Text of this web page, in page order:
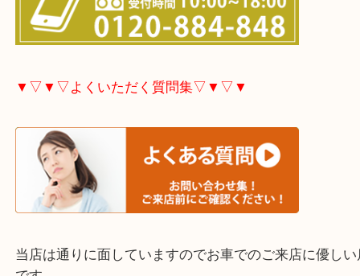
大分市・別府市・玖珠町・臼杵市・日出町・杵築市
市・津久見市・佐伯市・竹田市・宇佐市・日田市
す！